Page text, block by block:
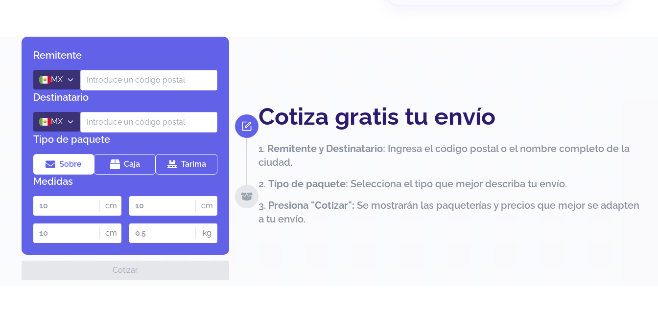
Remitente
MX
Destinatario
MX
Tipo de paquete
Sobre Caja Tarima
Medidas
cm cm
cm kg
Cotizar
Cotiza gratis tu envío
Remitente y Destinatario: Ingresa el código postal o el nombre completo de la
ciudad.
Tipo de paquete: Selecciona el tipo que mejor describa tu envío.
Presiona "Cotizar": Se mostrarán las paqueterías y precios que mejor se adapten
a tu envío.